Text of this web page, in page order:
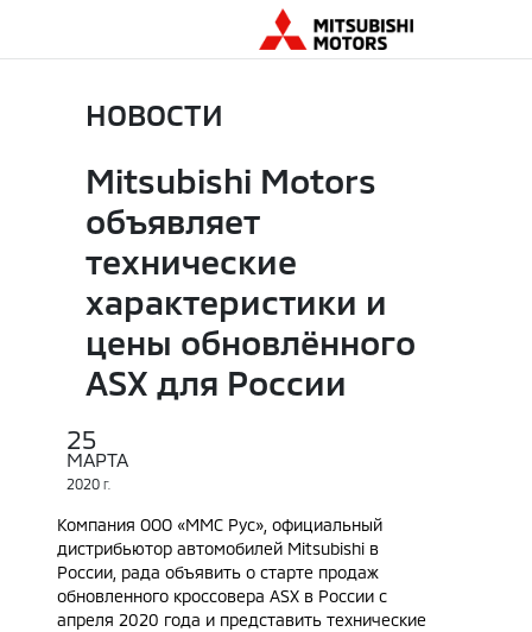
НОВОСТИ
Mitsubishi Motors
объявляет
технические
характеристики и
цены обновлённого
ASX для России
25
МАРТА
2020 Г.
Компания ООО «ММС Рус», официальный
дистрибьютор автомобилей Mitsubishi в
России, рада объявить о старте продаж
обновленного кроссовера ASX в России c
апреля 2020 года и представить технические